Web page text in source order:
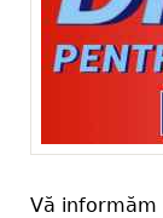
Vă informăm